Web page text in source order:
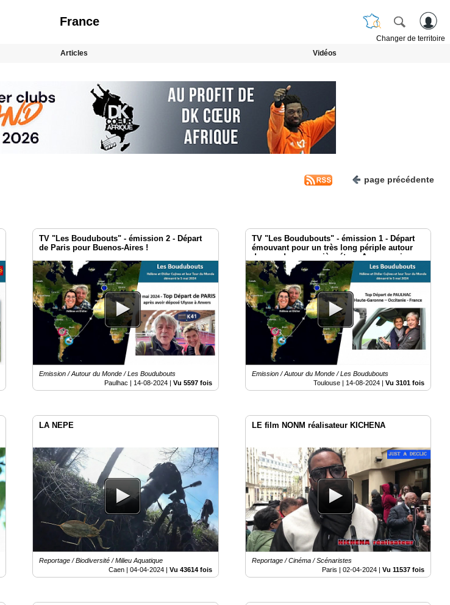
France
Changer de territoire
Articles Vidéos
page précédente
TV "Les Boudubouts" - émission 2 - Départ
de Paris pour Buenos-Aires !
Emission / Autour du Monde / Les Boudubouts
Paulhac | 14-08-2024| Vu 5597 fois
TV "Les Boudubouts" - émission 1 - Départ
émouvant pour un très long périple autour
du monde … première étape Anvers puis
Paris !
Emission / Autour du Monde / Les Boudubouts
Toulouse | 14-08-2024 |Vu 3101 fois
LA NEPE
Reportage / Biodiversité / Milieu Aquatique
Caen | 04-04-2024| Vu 43614 fois
LE film NONM réalisateur KICHENA
Reportage / Cinéma / Scénaristes
Paris |02-04-2024 |Vu 11537 fois